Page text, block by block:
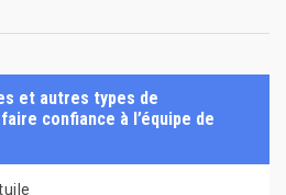
et autres types de
confiance à l’équipe de